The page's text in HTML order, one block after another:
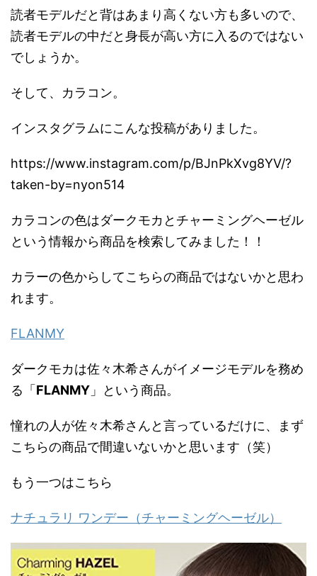
読者モデルだと背はあまり高くない方も多いので、
読者モデルの中だと身長が高い方に入るのではない
でしょうか。
そして、カラコン。
インスタグラムにこんな投稿がありました。
https://www.instagram.com/p/BJnPkXvg8YV/?
taken-by=nyon514
カラコンの色はダークモカとチャーミングヘーゼル
という情報から商品を検索してみました！！
カラーの色からしてこちらの商品ではないかと思わ
れます。
FLANMY
ダークモカは佐々木希さんがイメージモデルを務め
る「 FLANMY 」という商品。
憧れの人が佐々木希さんと言っているだけに、まず
こちらの商品で間違いないかと思います（笑）
もう一つはこちら
ナチュラリ ワンデー（チャーミングヘーゼル）